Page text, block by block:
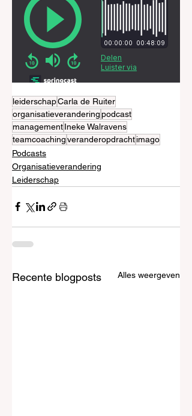
leiderschapCarla de Ruiter
organisatieveranderingpodcast
managementIneke Walravens
teamcoachingveranderopdrachtimago
Podcasts
Organisatieverandering
Leiderschap
Recente blogposts Alles weergeven